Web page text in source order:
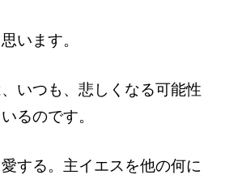
います。
いつも、悲しくなる可能性
るのです。
する。主イエスを他の何に